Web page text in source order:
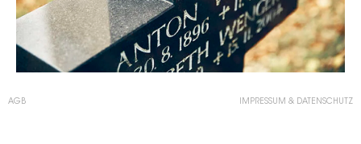
AGB IMPRESSUM & DATENSCHUTZ